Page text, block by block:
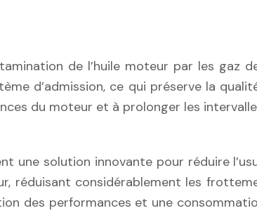
de l’huile moteur par les gaz
d’admission, ce qui préserve la
du moteur et à prolonger les
solution innovante pour réduire
réduisant considérablement les
des performances et une